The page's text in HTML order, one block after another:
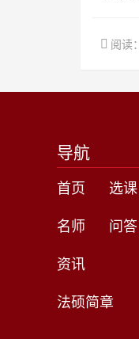
阅读
导航
首页
选课
名师
问答
资讯
法硕简章